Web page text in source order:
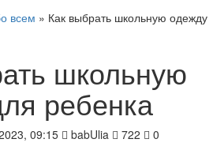
всем » Как выбрать школьную одежду
школьную
ребенка
09:15 babUlia 722 0